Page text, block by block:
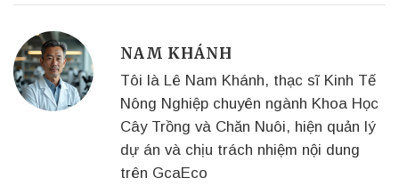
NAM KHÁNH
Tôi là Lê Nam Khánh, thạc sĩ Kinh Tế
Nông Nghiệp chuyên ngành Khoa Học
Cây Trồng và Chăn Nuôi, hiện quản lý
dự án và chịu trách nhiệm nội dung
trên GcaEco